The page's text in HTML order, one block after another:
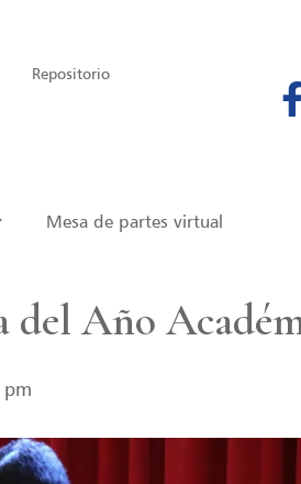
Repositorio
Mesa de partes virtual
Año
pm